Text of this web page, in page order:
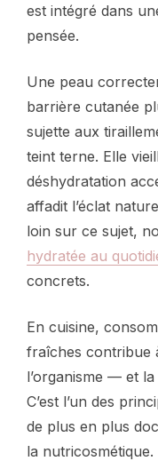
est intégré dans
pensée.
Une peau
barrière cutanée
sujette aux
teint terne. Elle
déshydratation
affadit l’éclat
loin sur ce sujet,
hydratée au
concrets.
En cuisine,
fraîches contribue
l’organisme — et
C’est l’un des
de plus en plus
la nutricosmétique.